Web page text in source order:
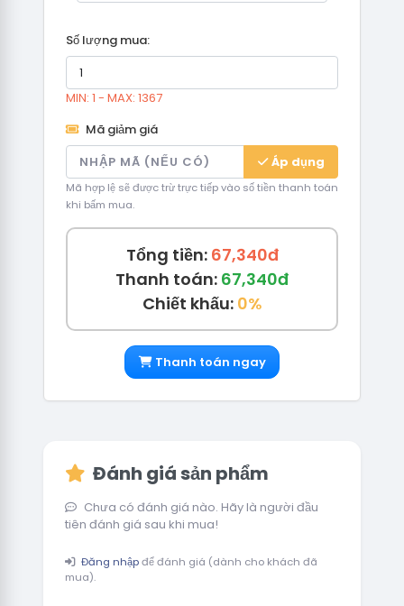
Số lượng mua:
MIN: 1 - MAX: 1367
Mã giảm giá
Áp dụng
Mã hợp lệ sẽ được trừ trực tiếp vào số tiền thanh toán
khi bấm mua.
Tổng tiền: 67,340đ
Thanh toán: 67,340đ
Chiết khấu: 0%
Thanh toán ngay
Đánh giá sản phẩm
Chưa có đánh giá nào. Hãy là người đầu
tiên đánh giá sau khi mua!
Đăng nhậpđể đánh giá (dành cho khách đã
mua).